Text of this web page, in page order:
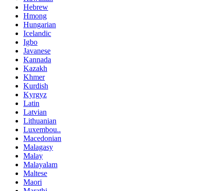
Hebrew
Hmong
Hungarian
Icelandic
Igbo
Javanese
Kannada
Kazakh
Khmer
Kurdish
Kyrgyz
Latin
Latvian
Lithuanian
Luxembou..
Macedonian
Malagasy
Malay
Malayalam
Maltese
Maori